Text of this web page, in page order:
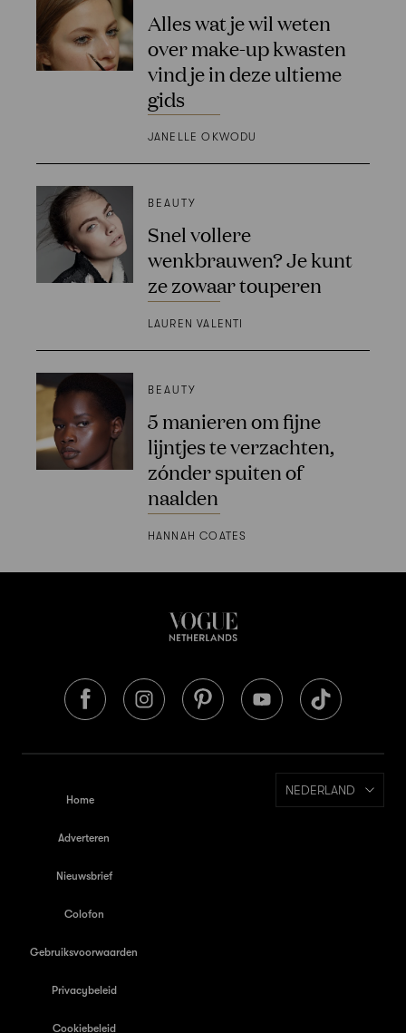
Alles wat je wil weten
over make-up kwasten
vind je in deze ultieme
gids
JANELLE OKWODU
BEAUTY
Snel vollere
wenkbrauwen? Je kunt
ze zowaar touperen
LAUREN VALENTI
BEAUTY
5 manieren om fijne
lijntjes te verzachten,
zónder spuiten of
naalden
HANNAH COATES
Home
Adverteren
Nieuwsbrief
Colofon
Gebruiksvoorwaarden
Privacybeleid
Cookiebeleid
NEDERLAND